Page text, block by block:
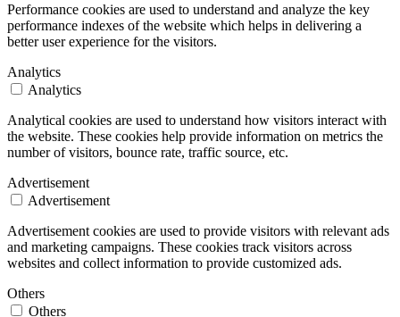
Performance cookies are used to understand and analyze the key
performance indexes of the website which helps in delivering a
better user experience for the visitors.
Analytics
Analytics
Analytical cookies are used to understand how visitors interact with
the website. These cookies help provide information on metrics the
number of visitors, bounce rate, traffic source, etc.
Advertisement
Advertisement
Advertisement cookies are used to provide visitors with relevant ads
and marketing campaigns. These cookies track visitors across
websites and collect information to provide customized ads.
Others
Others